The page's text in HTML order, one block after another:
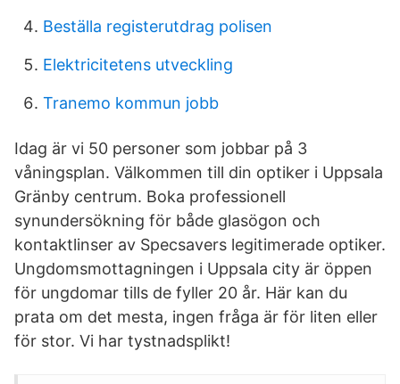
Beställa registerutdrag polisen
Elektricitetens utveckling
Tranemo kommun jobb
Idag är vi 50 personer som jobbar på 3
våningsplan. Välkommen till din optiker i Uppsala
Gränby centrum. Boka professionell
synundersökning för både glasögon och
kontaktlinser av Specsavers legitimerade optiker.
Ungdomsmottagningen i Uppsala city är öppen
för ungdomar tills de fyller 20 år. Här kan du
prata om det mesta, ingen fråga är för liten eller
för stor. Vi har tystnadsplikt!